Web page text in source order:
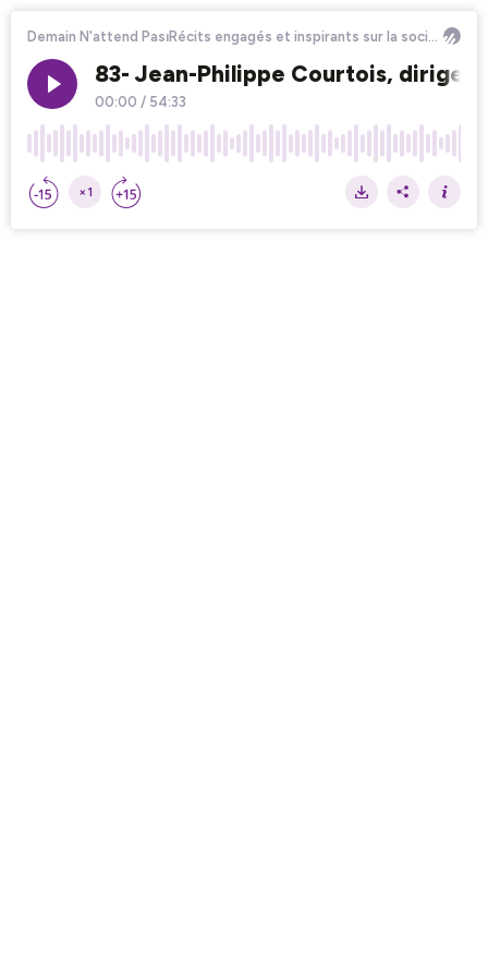
Demain N'attend Pas⏐Récits engagés et inspirants sur la société et l’écologie : construisons le futur ensemble
83- Jean-Philippe Courtois, diriger
00:00 / 54:33
×1